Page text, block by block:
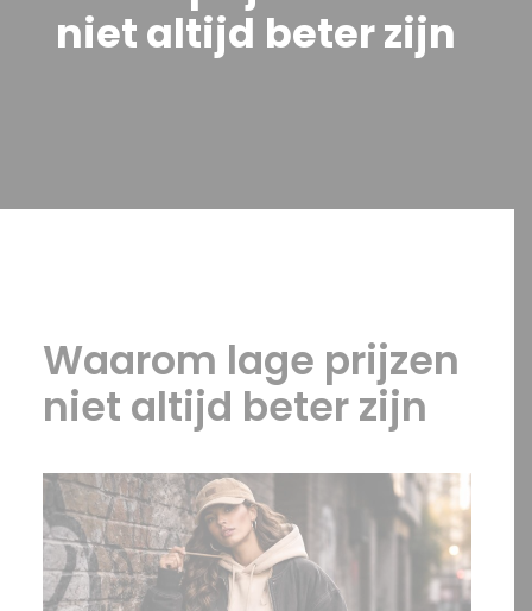
SEARCH
nietaltijd beterzijn
Waarom lage prijzen
niet altijd beter zijn